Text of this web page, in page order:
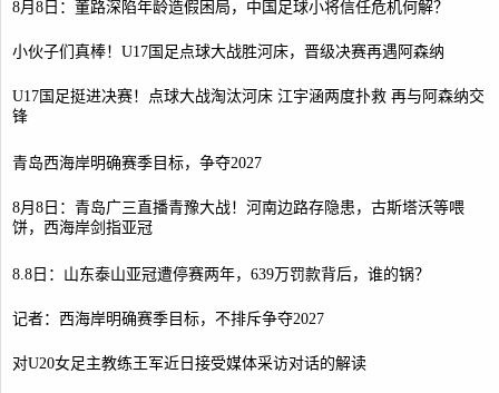
8月8日：董路深陷年龄造假困局，中国足球小将信任危机何解？
小伙子们真棒！U17国足点球大战胜河床，晋级决赛再遇阿森纳
U17国足挺进决赛！点球大战淘汰河床 江宇涵两度扑救 再与阿森纳交
锋
青岛西海岸明确赛季目标，争夺2027
8月8日：青岛广三直播青豫大战！河南边路存隐患，古斯塔沃等喂
饼，西海岸剑指亚冠
8.8日：山东泰山亚冠遭停赛两年，639万罚款背后，谁的锅？
记者：西海岸明确赛季目标，不排斥争夺2027
对U20女足主教练王军近日接受媒体采访对话的解读